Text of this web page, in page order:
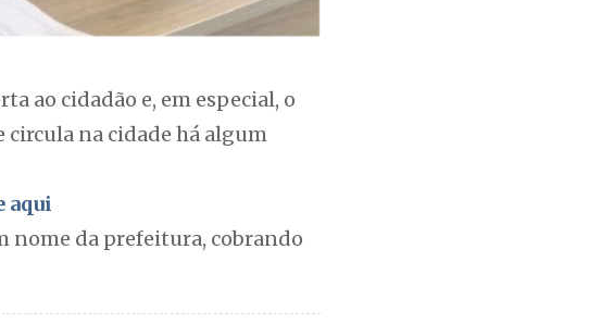
ao cidadão e, em especial, o
circula na cidade há algum
aqui
nome da prefeitura, cobrando